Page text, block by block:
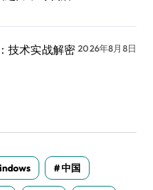
技术实战解密 2026年8月8日
中国